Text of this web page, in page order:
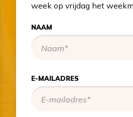
week op vrijdag het
NAAM
E-MAILADRES